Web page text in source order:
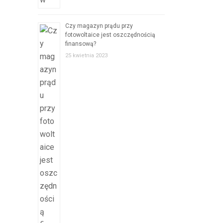
Czy magazyn prądu przy
fotowoltaice jest oszczędnością
finansową?
25 kwietnia 2023